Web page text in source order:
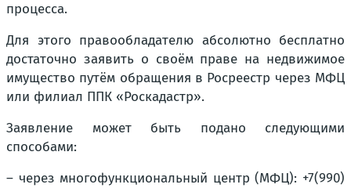
процесса.
Для этого правообладателю абсолютно бесплатно
достаточно заявить о своём праве на недвижимое
имущество путём обращения в Росреестр через МФЦ
или филиал ППК «Роскадастр».
Заявление может быть подано следующими
способами:
– через многофункциональный центр (МФЦ): +7(990)